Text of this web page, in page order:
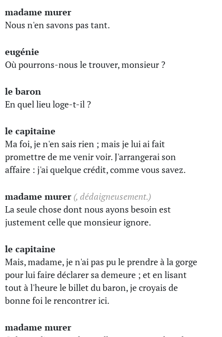
madame murer
Nous n'en savons pas tant.
eugénie
Où pourrons-nous le trouver, monsieur ?
le baron
En quel lieu loge-t-il ?
le capitaine
Ma foi, je n'en sais rien ; mais je lui ai fait
promettre de me venir voir. J'arrangerai son
affaire : j'ai quelque crédit, comme vous savez.
madame murer (, dédaigneusement.)
La seule chose dont nous ayons besoin est
justement celle que monsieur ignore.
le capitaine
Mais, madame, je n'ai pas pu le prendre à la gorge
pour lui faire déclarer sa demeure ; et en lisant
tout à l'heure le billet du baron, je croyais de
bonne foi le rencontrer ici.
madame murer